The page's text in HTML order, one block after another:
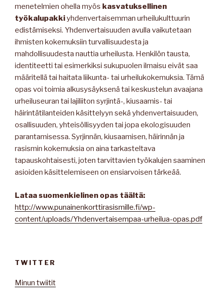
menetelmien ohella myös kasvatuksellinen
työkalupakkiyhdenvertaisemman urheilukulttuurin
edistämiseksi. Yhdenvertaisuuden avulla vaikutetaan
ihmisten kokemuksiin turvallisuudesta ja
mahdollisuudesta nauttia urheilusta. Henkilön tausta,
identiteetti tai esimerkiksi sukupuolen ilmaisu eivät saa
määritellä tai haitata liikunta- tai urheilukokemuksia. Tämä
opas voi toimia alkusysäyksenä tai keskustelun avaajana
urheiluseuran tai lajiliiton syrjintä-, kiusaamis- tai
häirintätilanteiden käsittelyyn sekä yhdenvertaisuuden,
osallisuuden, yhteisöllisyyden tai jopa ekologisuuden
parantamisessa. Syrjinnän, kiusaamisen, häirinnän ja
rasismin kokemuksia on aina tarkasteltava
tapauskohtaisesti, joten tarvittavien työkalujen saaminen
asioiden käsittelemiseen on ensiarvoisen tärkeää.
Lataa suomenkielinen opas täältä:
http://www.punainenkorttirasismille.fi/wp-
content/uploads/Yhdenvertaisempaa-urheilua-opas.pdf
TWITTER
Minun twiitit